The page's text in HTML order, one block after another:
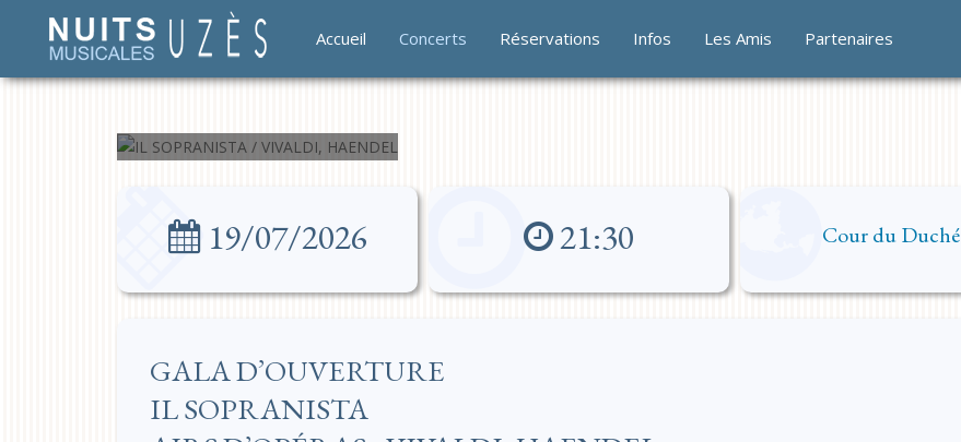
Accueil Concerts Réservations Infos Les Amis Partenaires
VIVALDI,
HAENDEL
19/07/2026 21:30 Cour du Duché
GALA D’OUVERTURE
IL SOPRANISTA